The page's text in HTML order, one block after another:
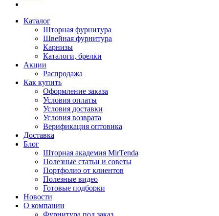
Каталог
Шторная фурнитура
Швейная фурнитура
Карнизы
Каталоги, брелки
Акции
Распродажа
Как купить
Оформление заказа
Условия оплаты
Условия доставки
Условия возврата
Верификация оптовика
Доставка
Блог
Шторная академия MirTenda
Полезные статьи и советы
Портфолио от клиентов
Полезные видео
Готовые подборки
Новости
О компании
Фурнитура под заказ